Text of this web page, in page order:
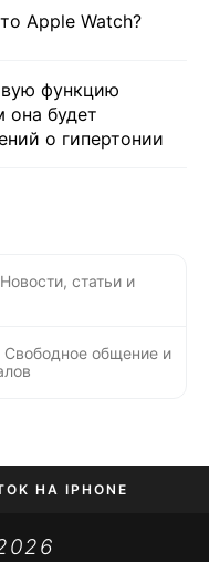
Apple Watch?
функцию
она будет
о гипертонии
Новости, статьи и
Свободное общение и
НА IPHONE